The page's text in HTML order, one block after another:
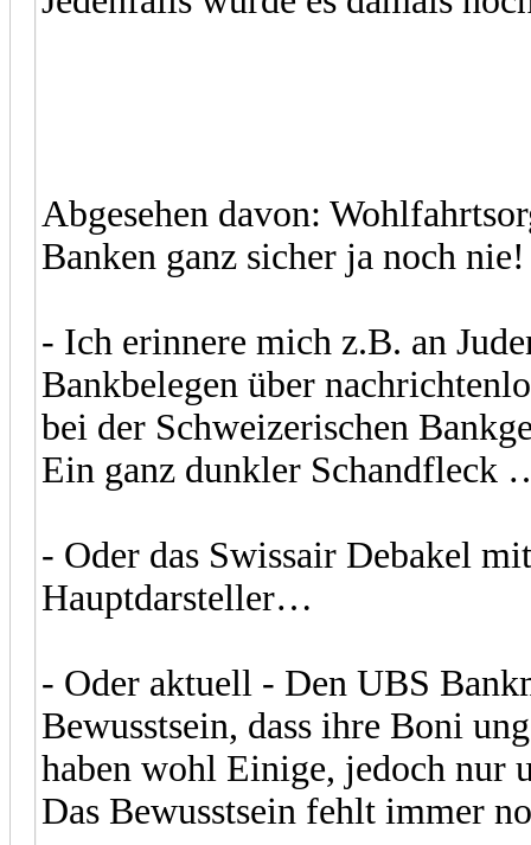
Abgesehen davon:
Banken ganz sicher ja noch nie!
- Ich erinnere mich z.B. an
Bankbelegen über
bei der Schweizerischen
Ein ganz dunkler Schandfleck
- Oder das Swissair Debakel
Hauptdarsteller…
- Oder aktuell - Den UBS
Bewusstsein, dass ihre Boni
haben wohl Einige, jedoch nur
Das Bewusstsein fehlt immer